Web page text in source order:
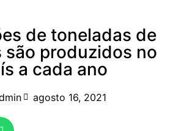
de toneladas de
são produzidos no
a cada ano
agosto 16, 2021